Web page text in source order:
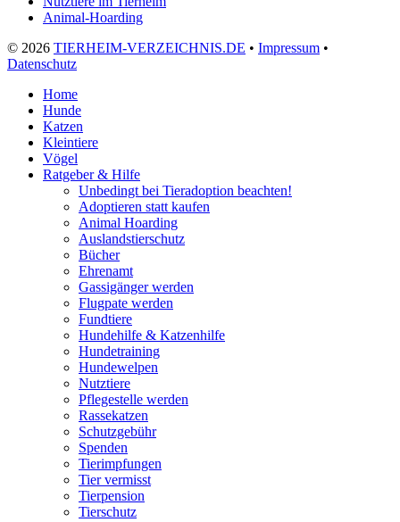
Animal-Hoarding
© 2026 TIERHEIM-VERZEICHNIS.DE • Impressum •
Datenschutz
Home
Hunde
Katzen
Kleintiere
Vögel
Ratgeber & Hilfe
Unbedingt bei Tieradoption beachten!
Adoptieren statt kaufen
Animal Hoarding
Auslandstierschutz
Bücher
Ehrenamt
Gassigänger werden
Flugpate werden
Fundtiere
Hundehilfe & Katzenhilfe
Hundetraining
Hundewelpen
Nutztiere
Pflegestelle werden
Rassekatzen
Schutzgebühr
Spenden
Tierimpfungen
Tier vermisst
Tierpension
Tierschutz